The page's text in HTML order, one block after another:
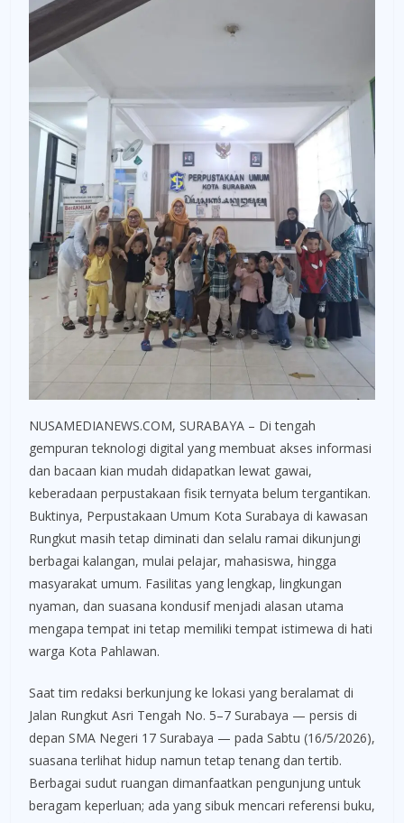
NUSAMEDIANEWS.COM, SURABAYA – Di tengah
gempuran teknologi digital yang membuat akses informasi
dan bacaan kian mudah didapatkan lewat gawai,
keberadaan perpustakaan fisik ternyata belum tergantikan.
Buktinya, Perpustakaan Umum Kota Surabaya di kawasan
Rungkut masih tetap diminati dan selalu ramai dikunjungi
berbagai kalangan, mulai pelajar, mahasiswa, hingga
masyarakat umum. Fasilitas yang lengkap, lingkungan
nyaman, dan suasana kondusif menjadi alasan utama
mengapa tempat ini tetap memiliki tempat istimewa di hati
warga Kota Pahlawan.
Saat tim redaksi berkunjung ke lokasi yang beralamat di
Jalan Rungkut Asri Tengah No. 5–7 Surabaya — persis di
depan SMA Negeri 17 Surabaya — pada Sabtu (16/5/2026),
suasana terlihat hidup namun tetap tenang dan tertib.
Berbagai sudut ruangan dimanfaatkan pengunjung untuk
beragam keperluan; ada yang sibuk mencari referensi buku,